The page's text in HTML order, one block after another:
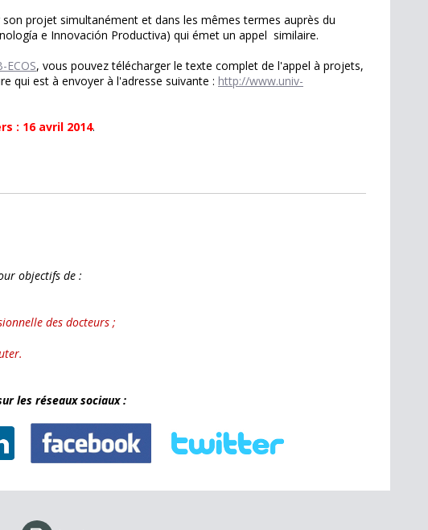
projet simultanément et dans les mêmes termes auprès du
e Innovación Productiva) qui émet un appel similaire.
ECOS, vous pouvez télécharger le texte complet de l'appel à projets,
qui est à envoyer à l'adresse suivante : http://www.univ-
: 16 avril 2014.
objectifs de :
des docteurs ;
les réseaux sociaux :